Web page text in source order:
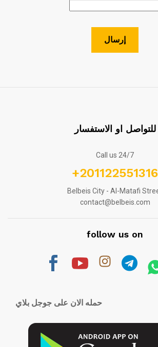
للتواصل او الاستفسار
Call us 24/7
+201122551316
Belbeis City - Al-Matafi
contact@belbeis.com
follow us on
حمله الان على جوجل بلاي